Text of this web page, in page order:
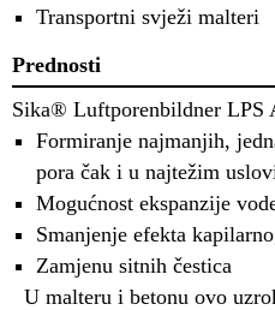
Transportni svježi malteri
Prednosti
Sika® Luftporenbildner LPS
Formiranje najmanjih,
pora čak i u najtežim
Mogućnost ekspanzije
Smanjenje efekta
Zamjenu sitnih čestica
U malteru i betonu ovo